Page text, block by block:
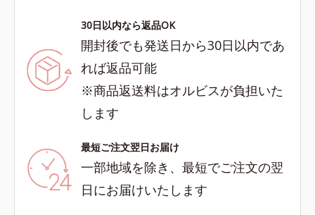
30日以内なら返品OK
開封後でも発送日から30日以内であ
れば返品可能
※商品返送料はオルビスが負担いた
します
最短ご注文翌日お届け
一部地域を除き、最短でご注文の翌
日にお届けいたします